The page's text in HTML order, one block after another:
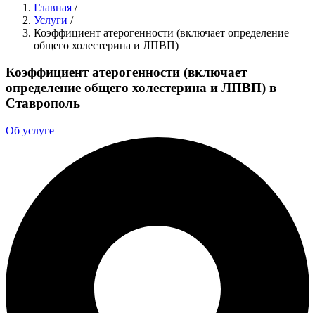
Главная /
Услуги /
Коэффициент атерогенности (включает определение
общего холестерина и ЛПВП)
Коэффициент атерогенности (включает
определение общего холестерина и ЛПВП) в
Ставрополь
Об услуге